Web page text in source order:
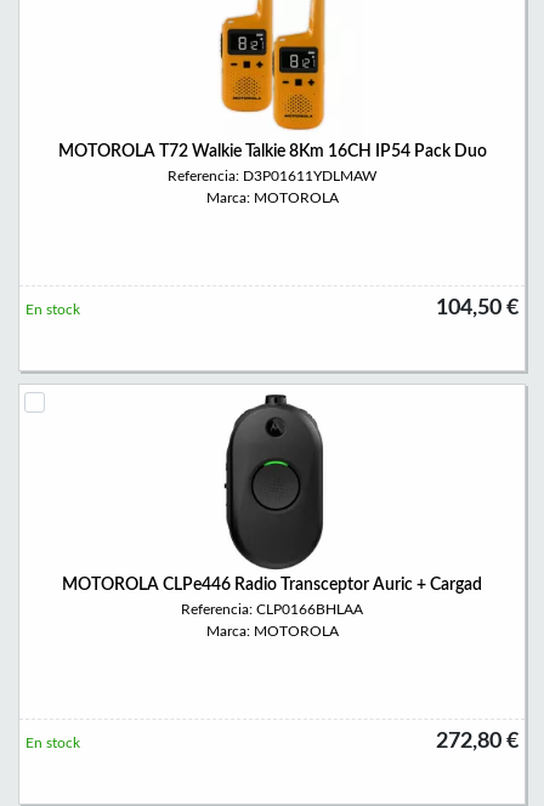
MOTOROLA T72 Walkie Talkie 8Km 16CH IP54 Pack Duo
Referencia: D3P01611YDLMAW
Marca: MOTOROLA
104,50 €
En stock
MOTOROLA CLPe446 Radio Transceptor Auric + Cargad
Referencia: CLP0166BHLAA
Marca: MOTOROLA
272,80 €
En stock